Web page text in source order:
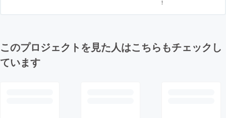
！
このプロジェクトを見た人はこちらもチェックし
ています